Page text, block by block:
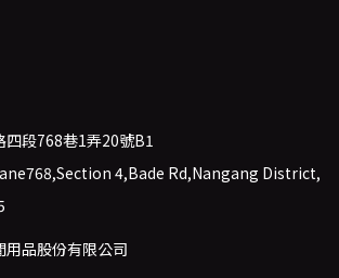
四段768巷1弄20號B1
4,Bade Rd,Nangang District,
用品股份有限公司